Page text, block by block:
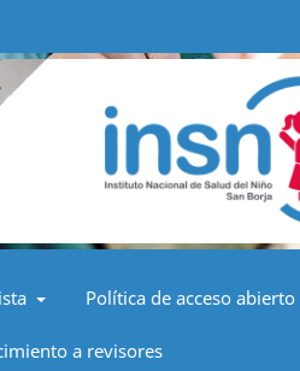
Política de acceso abierto
a revisores